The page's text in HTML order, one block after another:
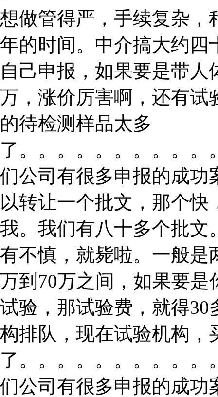
想做管得严，手续复杂，
年的时间。中介搞大约四
自己申报，如果要是带
万，涨价厉害啊，还有试
的待检测样品太多
了。。。。。。。。。
们公司有很多申报的成功
以转让一个批文，那个
我。我们有八十多个批文
有不慎，就毙啦。一般是
万到70万之间，如果要
试验，那试验费，就得
构排队，现在试验机构，
了。。。。。。。。。
们公司有很多申报的成功